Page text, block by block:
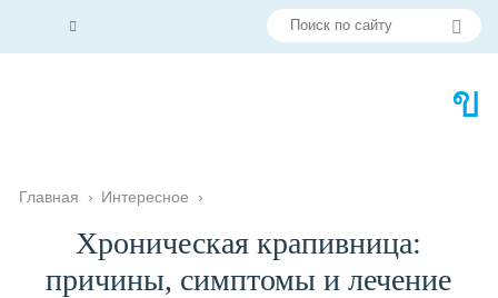
Главная › Интересное ›
Хроническая крапивница:
причины, симптомы и лечение